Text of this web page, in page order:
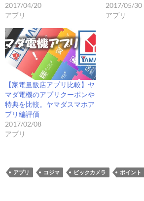
2017/04/20
アプリ
2017/05/30
アプリ
【家電量販店アプリ比較】ヤ
マダ電機のアプリクーポンや
特典を比較。ヤマダスマホア
プリ編評価
2017/02/08
アプリ
アプリ コジマ ビックカメラ ポイント